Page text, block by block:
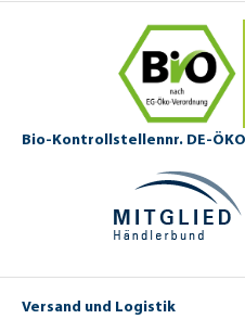
Bio-Kontrollstellennr. DE-
Versand und Logistik